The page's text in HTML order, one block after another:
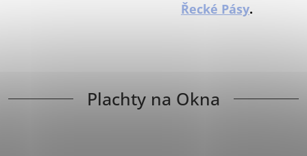
Řecké Pásy.
Plachty na Okna